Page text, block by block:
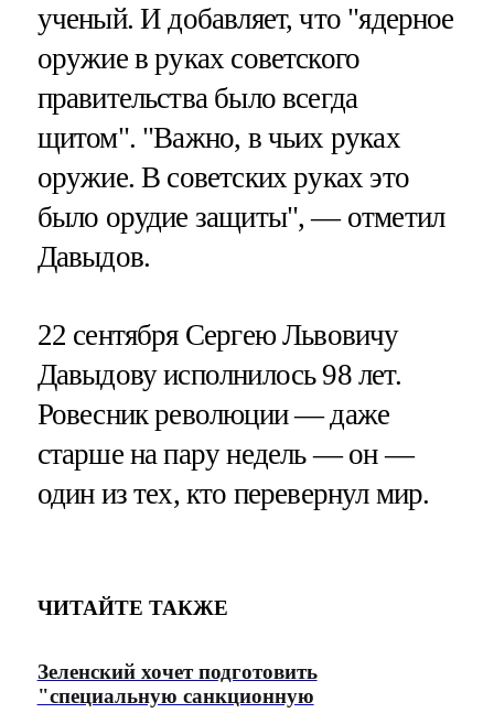
ученый. И добавляет, что "ядерное
оружие в руках советского
правительства было всегда
щитом". "Важно, в чьих руках
оружие. В советских руках это
было орудие защиты", — отметил
Давыдов.
22 сентября Сергею Львовичу
Давыдову исполнилось 98 лет.
Ровесник революции — даже
старше на пару недель — он —
один из тех, кто перевернул мир.
ЧИТАЙТЕ ТАКЖЕ
Зеленский хочет подготовить
"специальную санкционную